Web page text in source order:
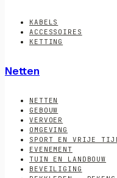
KABELS
ACCESSOIRES
KETTING
Netten
NETTEN
GEBOUW
VERVOER
OMGEVING
SPORT EN VRIJE
EVENEMENT
TUIN EN LANDBOUW
BEVEILIGING